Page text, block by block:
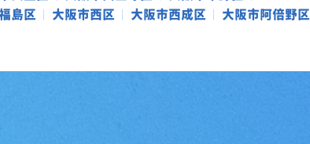
島区 大阪市西区 大阪市西成区
大阪市阿倍野区